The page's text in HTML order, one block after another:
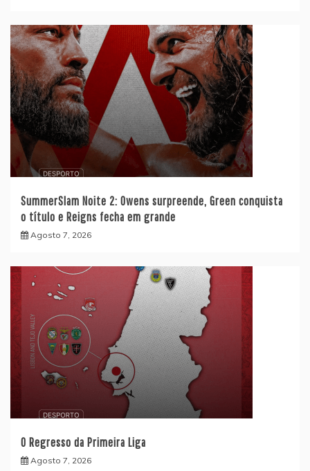
SummerSlam Noite 2: Owens surpreende, Green conquista
o título e Reigns fecha em grande
Agosto 7, 2026
O Regresso da Primeira Liga
Agosto 7, 2026